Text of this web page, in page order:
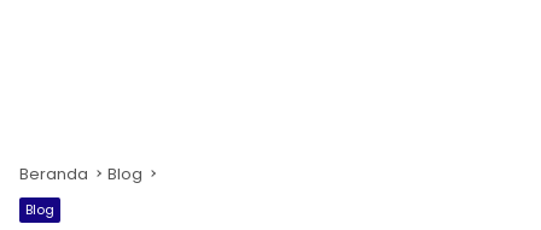
Beranda Blog
Blog